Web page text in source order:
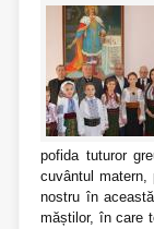
pofida tuturor
cuvântul matern,
nostru în
măștilor, în care